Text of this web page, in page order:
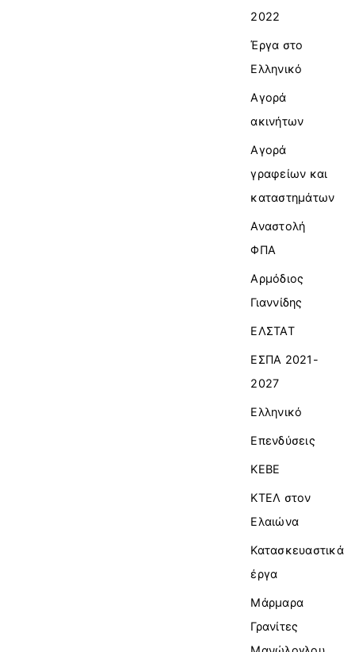
2022
Έργα στο
Ελληνικό
Αγορά
ακινήτων
Αγορά
γραφείων και
καταστημάτων
Αναστολή
ΦΠΑ
Αρμόδιος
Γιαννίδης
ΕΛΣΤΑΤ
ΕΣΠΑ 2021-
2027
Ελληνικό
Επενδύσεις
ΚΕΒΕ
ΚΤΕΛ στον
Ελαιώνα
Κατασκευαστικά
έργα
Μάρμαρα
Γρανίτες